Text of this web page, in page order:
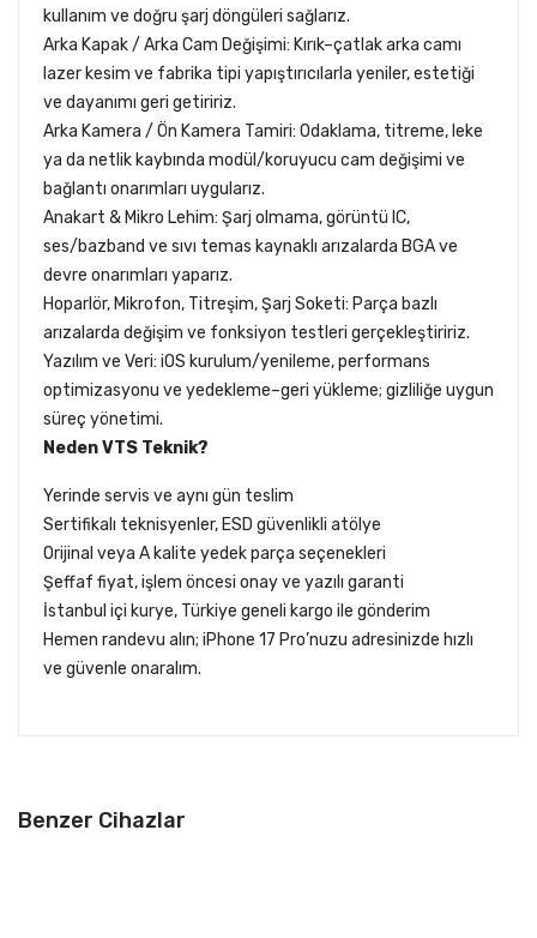
kullanım ve doğru şarj döngüleri sağlarız.
Arka Kapak / Arka Cam Değişimi: Kırık–çatlak arka camı
lazer kesim ve fabrika tipi yapıştırıcılarla yeniler, estetiği
ve dayanımı geri getiririz.
Arka Kamera / Ön Kamera Tamiri: Odaklama, titreme, leke
ya da netlik kaybında modül/koruyucu cam değişimi ve
bağlantı onarımları uygularız.
Anakart & Mikro Lehim: Şarj olmama, görüntü IC,
ses/bazband ve sıvı temas kaynaklı arızalarda BGA ve
devre onarımları yaparız.
Hoparlör, Mikrofon, Titreşim, Şarj Soketi: Parça bazlı
arızalarda değişim ve fonksiyon testleri gerçekleştiririz.
Yazılım ve Veri: iOS kurulum/yenileme, performans
optimizasyonu ve yedekleme–geri yükleme; gizliliğe uygun
süreç yönetimi.
Neden VTS Teknik?
Yerinde servis ve aynı gün teslim
Sertifikalı teknisyenler, ESD güvenlikli atölye
Orijinal veya A kalite yedek parça seçenekleri
Şeffaf fiyat, işlem öncesi onay ve yazılı garanti
İstanbul içi kurye, Türkiye geneli kargo ile gönderim
Hemen randevu alın; iPhone 17 Pro’nuzu adresinizde hızlı
ve güvenle onaralım.
Benzer Cihazlar